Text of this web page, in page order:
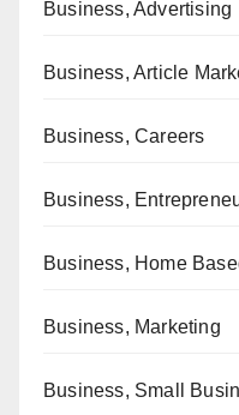
Business, Advertising
Business, Article
Business, Careers
Business,
Business, Home
Business, Marketing
Business, Small